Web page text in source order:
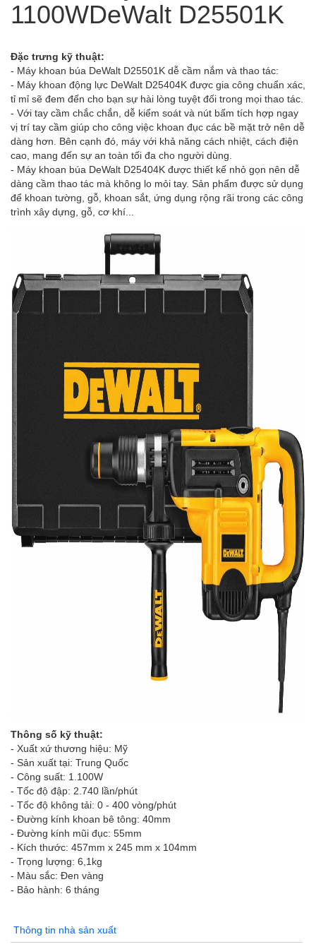
1100WDeWalt D25501K
Đặc trưng kỹ thuật:
- Máy khoan búa DeWalt D25501K dễ cầm nắm và thao tác:
- Máy khoan động lực DeWalt D25404K được gia công chuẩn xác,
tỉ mỉ sẽ đem đến cho bạn sự hài lòng tuyệt đối trong mọi thao tác.
- Với tay cầm chắc chắn, dễ kiểm soát và nút bấm tích hợp ngay
vị trí tay cầm giúp cho công việc khoan đục các bề mặt trở nên dễ
dàng hơn. Bên cạnh đó, máy với khả năng cách nhiệt, cách điện
cao, mang đến sự an toàn tối đa cho người dùng.
- Máy khoan búa DeWalt D25404K được thiết kế nhỏ gọn nên dễ
dàng cầm thao tác mà không lo mỏi tay. Sản phẩm được sử dụng
để khoan tường, gỗ, khoan sắt, ứng dụng rộng rãi trong các công
trình xây dựng, gỗ, cơ khí...
Thông số kỹ thuật:
- Xuất xứ thương hiệu: Mỹ
- Sản xuất tại: Trung Quốc
- Công suất: 1.100W
- Tốc độ đập: 2.740 lần/phút
- Tốc độ không tải: 0 - 400 vòng/phút
- Đường kính khoan bê tông: 40mm
- Đường kính mũi đục: 55mm
- Kích thước: 457mm x 245 mm x 104mm
- Trọng lượng: 6,1kg
- Màu sắc: Đen vàng
- Bảo hành: 6 tháng
Thông tin nhà sản xuất